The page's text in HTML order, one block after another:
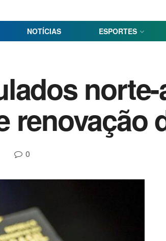
NOTÍCIAS ESPORTES
renovação
0